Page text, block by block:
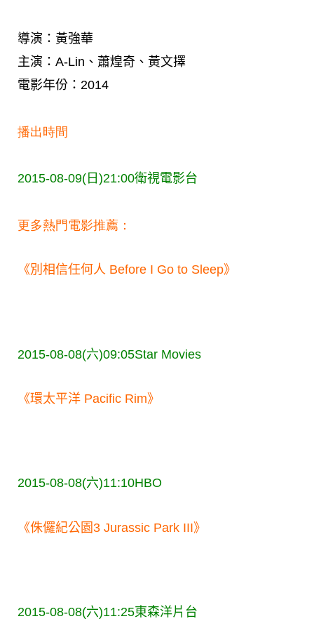
導演：黃強華
主演：A-Lin、蕭煌奇、黃文擇
電影年份：2014
播出時間
2015-08-09(日)21:00衛視電影台
更多熱門電影推薦：
《別相信任何人 Before I Go to Sleep》
2015-08-08(六)09:05Star Movies
《環太平洋 Pacific Rim》
2015-08-08(六)11:10HBO
《侏儸紀公園3 Jurassic Park III》
2015-08-08(六)11:25東森洋片台